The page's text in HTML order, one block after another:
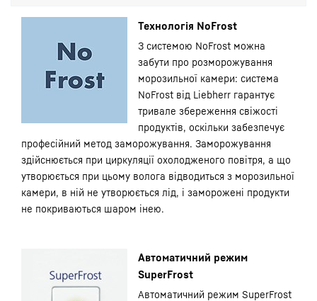
Технологія NoFrost
З системою NoFrost можна
забути про розморожування
морозильної камери: система
NoFrost від Liebherr гарантує
тривале збереження свіжості
продуктів, оскільки забезпечує
професійний метод заморожування. Заморожування
здійснюється при циркуляції охолодженого повітря, а що
утворюється при цьому волога відводиться з морозильної
камери, в ній не утворюється лід, і заморожені продукти
не покриваються шаром інею.
Автоматичний режим
SuperFrost
Автоматичний режим SuperFrost